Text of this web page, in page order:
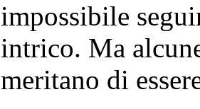
impossibile
intrico. Ma
meritano di